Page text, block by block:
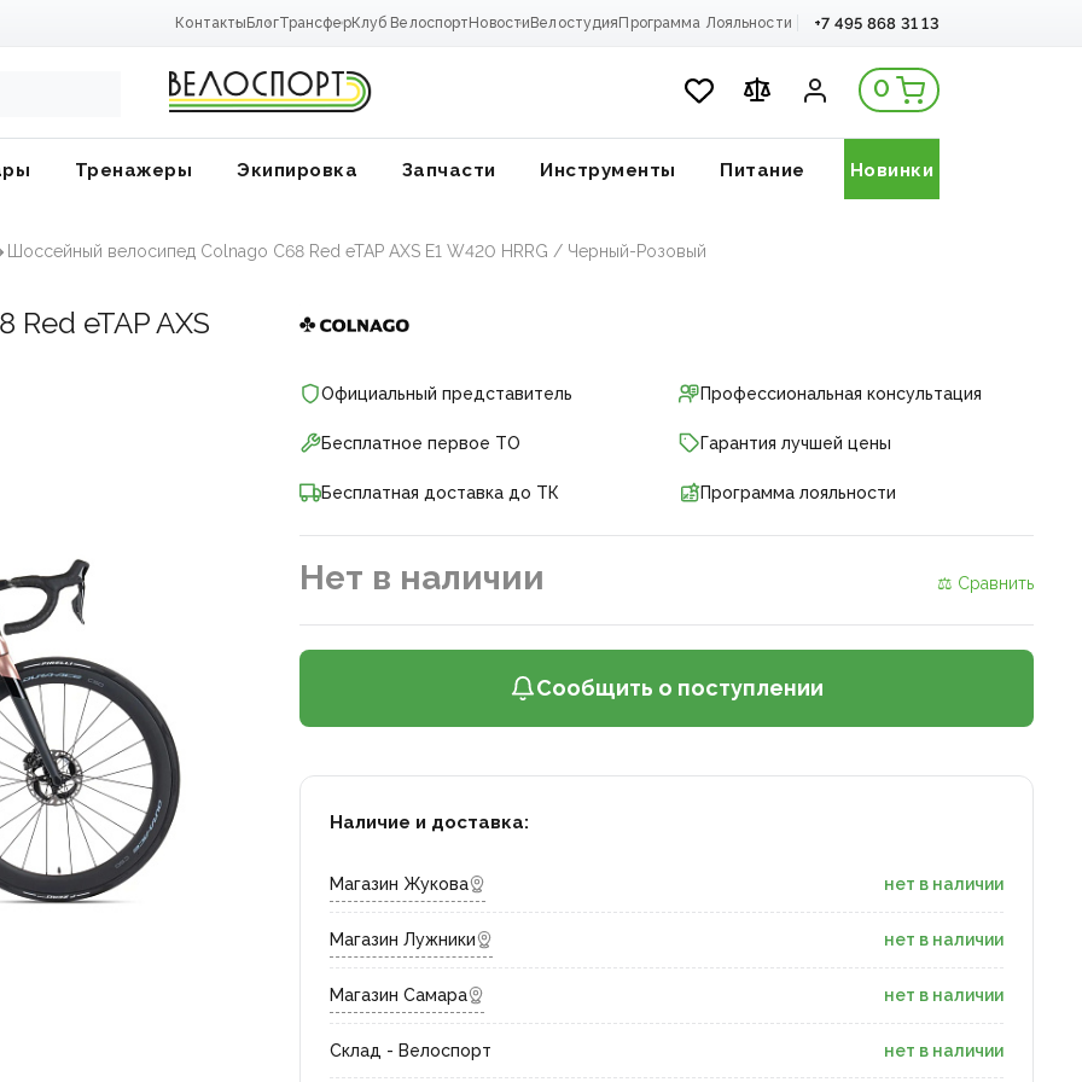
Контакты БлогТрансферКлуб Велоспорт Новости Велостудия Программа Лояльности +7 495 868 31 13
0
Тренажеры Экипировка Запчасти Инструменты Питание Новинки
Шоссейный велосипед Colnago C68 Red eTAP AXS E1 W420 HRRG / Черный-Розовый
Red eTAP AXS
Официальный представитель Профессиональная консультация
Бесплатное первое ТО Гарантия лучшей цены
Бесплатная доставка до ТК Программа лояльности
Нет в наличии ⚖ Сравнить
Сообщить о поступлении
Наличие и доставка:
Магазин Жукова нет в наличии
Магазин Лужники нет в наличии
Магазин Самара нет в наличии
Склад - Велоспорт нет в наличии